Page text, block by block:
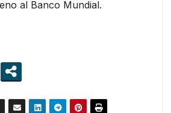
al Banco Mundial.